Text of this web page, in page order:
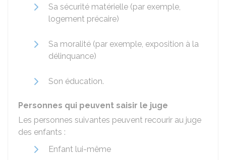
Sa sécurité matérielle (par exemple,
logement précaire)
Sa moralité (par exemple, exposition à la
délinquance)
Son éducation.
Personnes qui peuvent saisir le juge
Les personnes suivantes peuvent recourir au juge
des enfants :
Enfant lui-même